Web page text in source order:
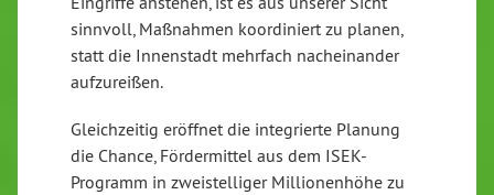
sinnvoll, Maßnahmen koordiniert zu planen,
statt die Innenstadt mehrfach nacheinander
aufzureißen.
Gleichzeitig eröffnet die integrierte Planung
die Chance, Fördermittel aus dem ISEK-
Programm in zweistelliger Millionenhöhe zu